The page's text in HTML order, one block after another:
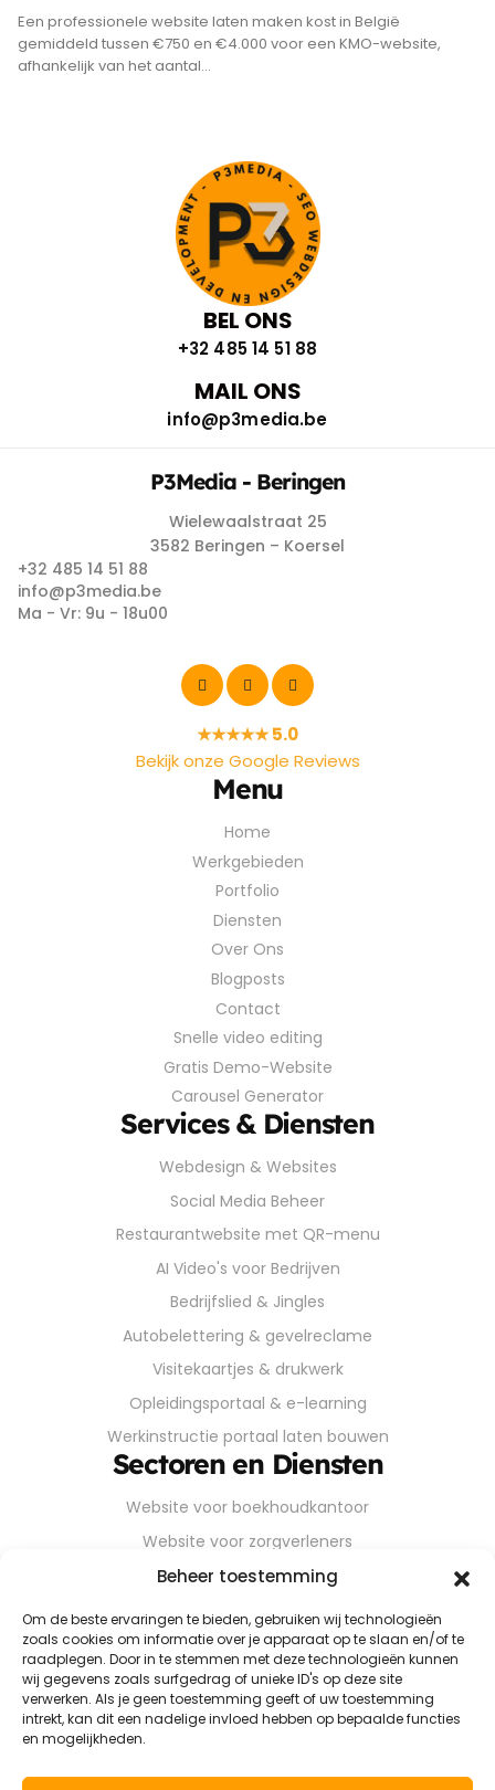
Beheer toestemming
Om de beste ervaringen te bieden, gebruiken wij technologieën
zoals cookies om informatie over je apparaat op te slaan en/of te
raadplegen. Door in te stemmen met deze technologieën kunnen
wij gegevens zoals surfgedrag of unieke ID's op deze site
verwerken. Als je geen toestemming geeft of uw toestemming
intrekt, kan dit een nadelige invloed hebben op bepaalde functies
en mogelijkheden.
Een professionele website laten maken kost in België
gemiddeld tussen €750 en €4.000 voor een KMO-website,
afhankelijk van het aantal...
BEL ONS
+32 485 14 51 88
MAIL ONS
info@p3media.be
P3Media - Beringen
Wielewaalstraat 25
3582 Beringen – Koersel
+32 485 14 51 88
info@p3media.be
Ma - Vr: 9u - 18u00
★★★★★ 5.0
Bekijk onze Google Reviews
Menu
Home
Werkgebieden
Portfolio
Diensten
Over Ons
Blogposts
Contact
Snelle video editing
Gratis Demo-Website
Carousel Generator
Services & Diensten
Webdesign & Websites
Social Media Beheer
Restaurantwebsite met QR-menu
AI Video's voor Bedrijven
Bedrijfslied & Jingles
Autobelettering & gevelreclame
Visitekaartjes & drukwerk
Opleidingsportaal & e-learning
Werkinstructie portaal laten bouwen
Sectoren en Diensten
Website voor boekhoudkantoor
Website voor zorgverleners
Website voor installateurs
Website voor industriële KMO’s
Webdesign voor logistieke bedrijven
Webdesign voor transportbedrijven
Webdesign voor coaches & consultants
Online menukaart als website